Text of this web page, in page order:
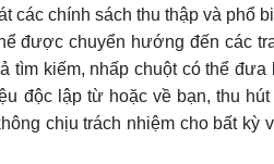
các chính sách thu thập và phổ
được chuyển hướng đến các
tìm kiếm, nhấp chuột có thể
độc lập từ hoặc về bạn, thu
chịu trách nhiệm cho bất